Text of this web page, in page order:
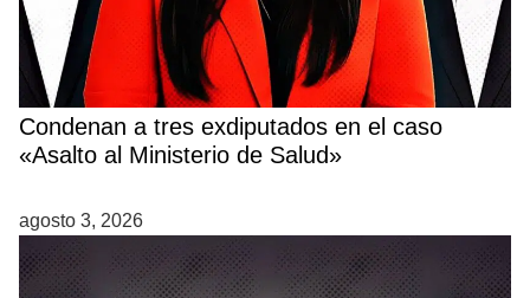
Condenan a tres exdiputados en el caso
«Asalto al Ministerio de Salud»
agosto 3, 2026